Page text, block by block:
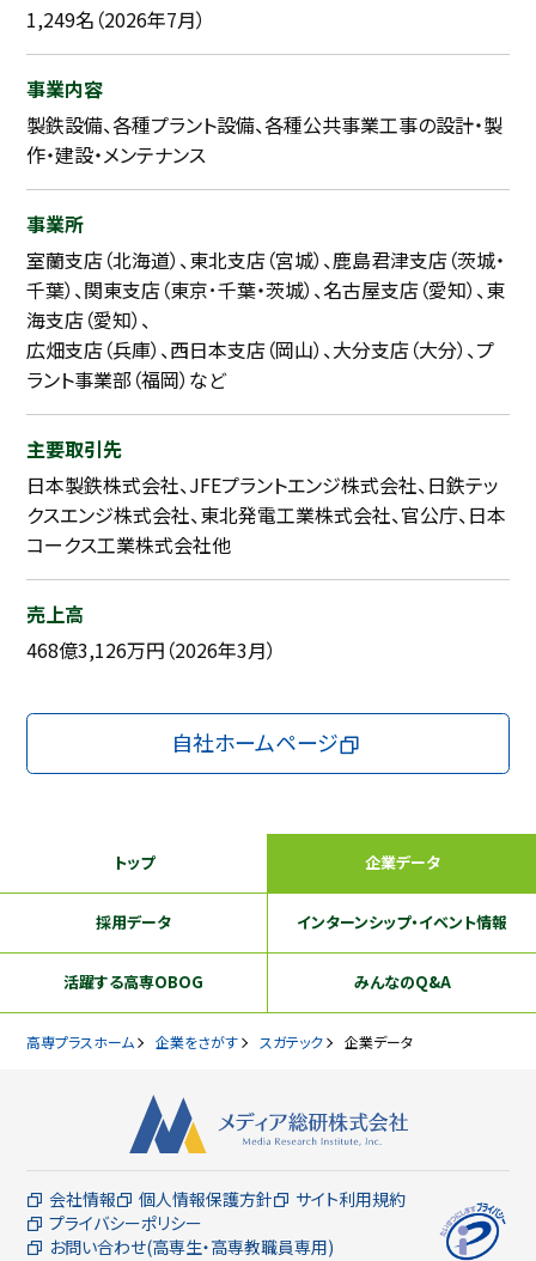
1,249名（2026年7月）
事業内容
製鉄設備、各種プラント設備、各種公共事業工事の設計・製
作・建設・メンテナンス
事業所
室蘭支店（北海道）、東北支店（宮城）、鹿島君津支店（茨城・
千葉）、関東支店（東京･千葉・茨城）、名古屋支店（愛知）、東
海支店（愛知）、
広畑支店（兵庫）、西日本支店（岡山）、大分支店（大分）、プ
ラント事業部（福岡）など
主要取引先
日本製鉄株式会社、JFEプラントエンジ株式会社、日鉄テッ
クスエンジ株式会社、東北発電工業株式会社、官公庁、日本
コークス工業株式会社他
売上高
468億3,126万円（2026年3月）
自社ホームページ
トップ 企業データ
採用データ インターンシップ・イベント情報
活躍する高専OBOG みんなのQ&A
高専プラスホーム 企業をさがす スガテック 企業データ
会社情報 個人情報保護方針
サイト利用規約
プライバシーポリシー
お問い合わせ(高専生・高専教職員専用)